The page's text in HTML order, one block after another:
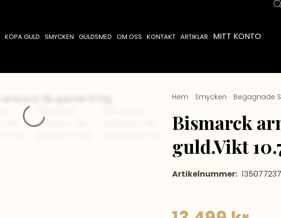
KÖPA GULD SMYCKEN GULDSMED OM OSS KONTAKT ARTIKLAR MITT KONTO
Hem Smycken
Begagnade
Bismarck
guld.Vikt
Artikelnummer: 135077237